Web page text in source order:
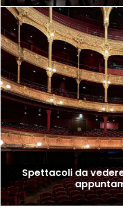
Spettacoli da